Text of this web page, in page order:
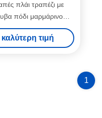
πλάι τραπέζι με
πόδι μαρμάρινο
τιμή
1